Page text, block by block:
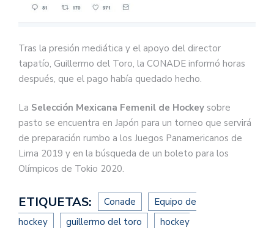
Tras la presión mediática y el apoyo del director
tapatío, Guillermo del Toro, la CONADE informó horas
después, que el pago había quedado hecho.
La Selección Mexicana Femenil de Hockey sobre
pasto se encuentra en Japón para un torneo que servirá
de preparación rumbo a los Juegos Panamericanos de
Lima 2019 y en la búsqueda de un boleto para los
Olímpicos de Tokio 2020.
ETIQUETAS: Conade
Equipo de
hockey
guillermo del toro hockey